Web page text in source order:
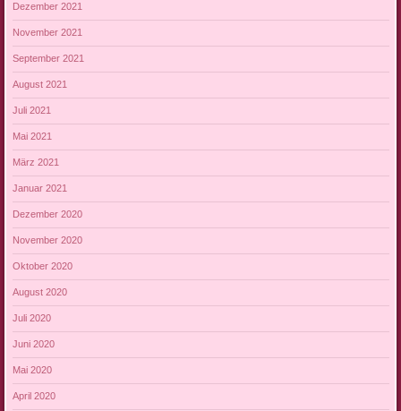
Dezember 2021
November 2021
September 2021
August 2021
Juli 2021
Mai 2021
März 2021
Januar 2021
Dezember 2020
November 2020
Oktober 2020
August 2020
Juli 2020
Juni 2020
Mai 2020
April 2020